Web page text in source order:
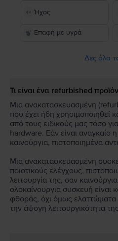
Ήχος
Επαφή με υγρά
Δες όλα
Τι είναι ένα refurbished
Μια ανακατασκευασμένη
που έχει ήδη χρησιμοποιηθεί
από τους ειδικούς μας τόσο
hardware. Εάν είναι αναγκαίο
καινούργια, πιστοποιημένα
Μια ανακατασκευασμένη
ποιοτικούς ελέγχους,
λειτουργία της, σαν
ολοκαίνουργια συσκευή είναι
φθοράς, όχι όμως
την άψογη λειτουργικότητα